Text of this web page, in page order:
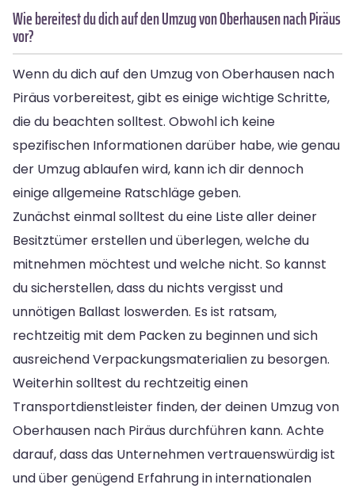
Wie bereitest du dich auf den Umzug von Oberhausen nach Piräus
vor?
Wenn du dich auf den Umzug von Oberhausen nach
Piräus vorbereitest, gibt es einige wichtige Schritte,
die du beachten solltest. Obwohl ich keine
spezifischen Informationen darüber habe, wie genau
der Umzug ablaufen wird, kann ich dir dennoch
einige allgemeine Ratschläge geben.
Zunächst einmal solltest du eine Liste aller deiner
Besitztümer erstellen und überlegen, welche du
mitnehmen möchtest und welche nicht. So kannst
du sicherstellen, dass du nichts vergisst und
unnötigen Ballast loswerden. Es ist ratsam,
rechtzeitig mit dem Packen zu beginnen und sich
ausreichend Verpackungsmaterialien zu besorgen.
Weiterhin solltest du rechtzeitig einen
Transportdienstleister finden, der deinen Umzug von
Oberhausen nach Piräus durchführen kann. Achte
darauf, dass das Unternehmen vertrauenswürdig ist
und über genügend Erfahrung in internationalen